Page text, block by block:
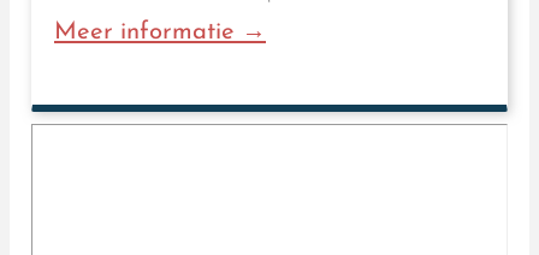
Meer informatie →